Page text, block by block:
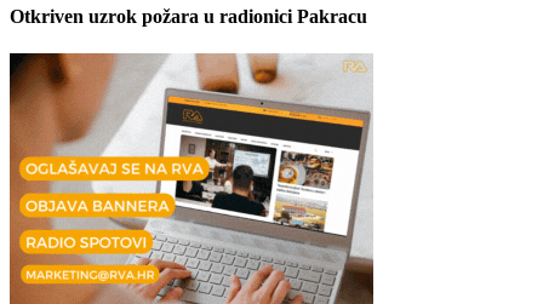
Otkriven uzrok požara u radionici Pakracu